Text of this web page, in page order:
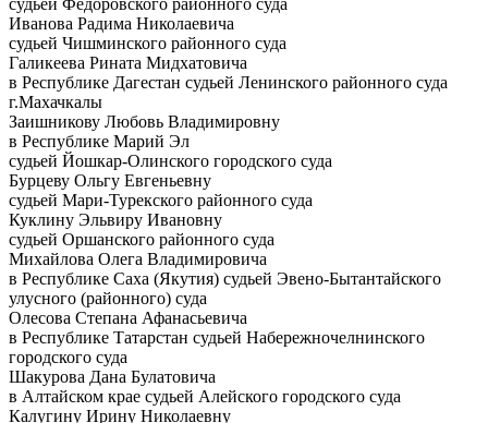
судьей Федоровского районного суда
Иванова Радима Николаевича
судьей Чишминского районного суда
Галикеева Рината Мидхатовича
в Республике Дагестан судьей Ленинского районного суда
г.Махачкалы
Заишникову Любовь Владимировну
в Республике Марий Эл
судьей Йошкар-Олинского городского суда
Бурцеву Ольгу Евгеньевну
судьей Мари-Турекского районного суда
Куклину Эльвиру Ивановну
судьей Оршанского районного суда
Михайлова Олега Владимировича
в Республике Саха (Якутия) судьей Эвено-Бытантайского
улусного (районного) суда
Олесова Степана Афанасьевича
в Республике Татарстан судьей Набережночелнинского
городского суда
Шакурова Дана Булатовича
в Алтайском крае судьей Алейского городского суда
Калугину Ирину Николаевну